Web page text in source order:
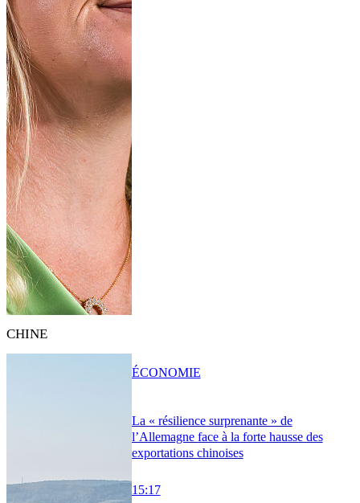
CHINE
La « résilience surprenante » de
l’Allemagne face à la forte hausse des
exportations chinoises
15:17
ÉCONOMIE